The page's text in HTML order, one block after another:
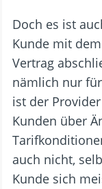
Doch es ist
Kunde mit
Vertrag
nämlich nur
ist der
Kunden über
auch nicht,
Kunde sich